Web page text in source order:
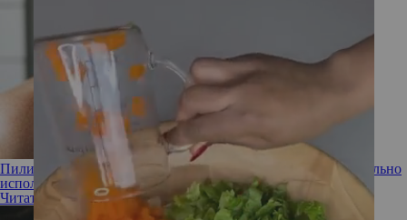
Пилинг для кожи головы — от сухой до жирной: как правильно
использовать для каждого типа
Читать полностью